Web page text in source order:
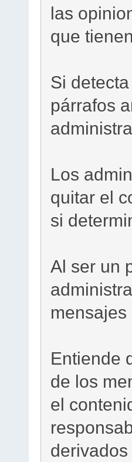
las
que
Si
párrafos
Los
quitar el
si
Al ser un
Entiende
de los
el